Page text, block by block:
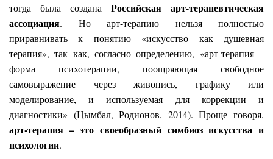
тогда была создана Российская арт-терапевтическая
ассоциация. Но арт-терапию нельзя полностью
приравнивать к понятию «искусство как душевная
терапия», так как, согласно определению, «арт-терапия –
форма психотерапии, поощряющая свободное
самовыражение через живопись, графику или
моделирование, и используемая для коррекции и
диагностики» (Цымбал, Родионов, 2014). Проще говоря,
арт-терапия – это своеобразный симбиоз искусства и
психологии.